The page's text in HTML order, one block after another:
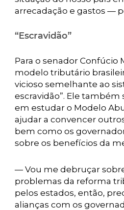
arrecadação e gastos —
“Escravidão”
Para o senador Confúcio
modelo tributário
vicioso semelhante ao
escravidão”. Ele
em estudar o Modelo
ajudar a convencer
bem como os
sobre os benefícios da
— Vou me debruçar
problemas da reforma
pelos estados, então,
alianças com os